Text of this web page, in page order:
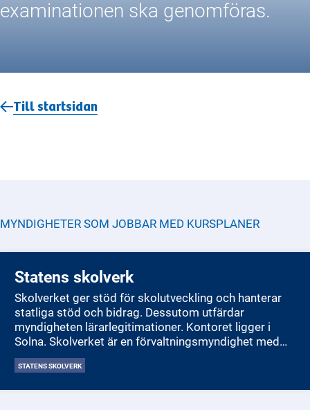
examinationen ska genomföras.
Till startsidan
MYNDIGHETER SOM JOBBAR MED KURSPLANER
Statens skolverk
Skolverket ger stöd för skolutveckling och hanterar
statliga stöd och bidrag. Dessutom utfärdar
myndigheten lärarlegitimationer. Kontoret ligger i
Solna. Skolverket är en förvaltningsmyndighet med
ansvar för att styra och stödja den svenska förskolan,
skolan och vuxenutbildningen. Målet är att alla barn
STATENS SKOLVERK